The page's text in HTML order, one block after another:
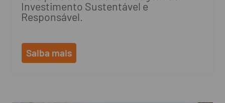
Investimento Sustentável e
Responsável.
Saiba mais